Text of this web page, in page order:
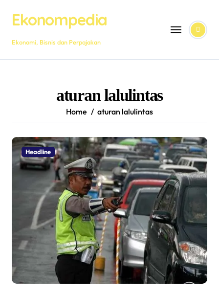
contentEkonompedia
Ekonomi, Bisnis dan Perpajakan
aturan lalulintas
Home aturan lalulintas
Headline